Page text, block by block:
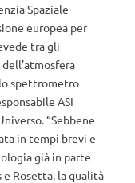
Spaziale
europea per
tra gli
spettrometro
ASI
“Sebbene
in tempi brevi e
già in parte
e Rosetta, la qualità